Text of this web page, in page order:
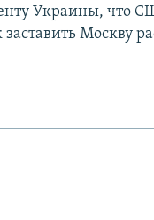
Украины, что
Москву